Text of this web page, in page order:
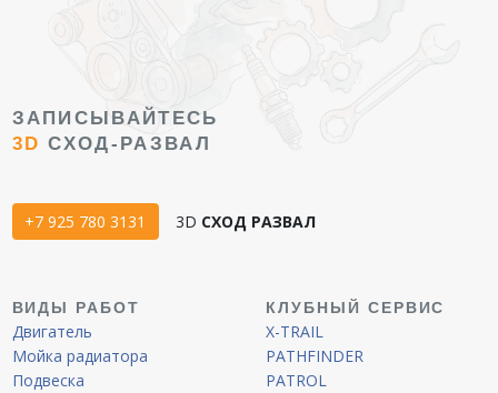
ЗАПИСЫВАЙТЕСЬ
3D СХОД-РАЗВАЛ
+7 925 780 3131 3D СХОД РАЗВАЛ
ВИДЫ РАБОТ
Двигатель
Мойка радиатора
Подвеска
КЛУБНЫЙ СЕРВИС
X-TRAIL
PATHFINDER
PATROL